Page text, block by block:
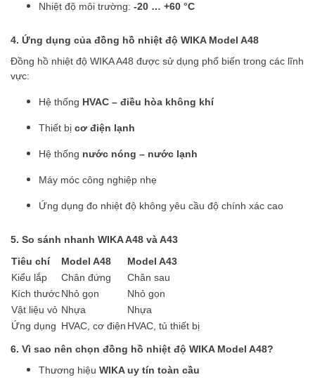
Nhiệt độ môi trường: -20 … +60 °C
4. Ứng dụng của đồng hồ nhiệt độ WIKA Model A48
Đồng hồ nhiệt độ WIKA A48 được sử dụng phổ biến trong các lĩnh
vực:
Hệ thống HVAC – điều hòa không khí
Thiết bị cơ điện lạnh
Hệ thống nước nóng – nước lạnh
Máy móc công nghiệp nhẹ
Ứng dụng đo nhiệt độ không yêu cầu độ chính xác cao
5. So sánh nhanh WIKA A48 và A43
Tiêu chí
Model A48
Model A43
Kiểu lắp
Chân đứng
Chân sau
Kích thướcNhỏ gọn
Nhỏ gọn
Vật liệu vỏ Nhựa
Nhựa
Ứng dụng HVAC, cơ điện HVAC, tủ thiết bị
6. Vì sao nên chọn đồng hồ nhiệt độ WIKA Model A48?
Thương hiệu WIKA uy tín toàn cầu